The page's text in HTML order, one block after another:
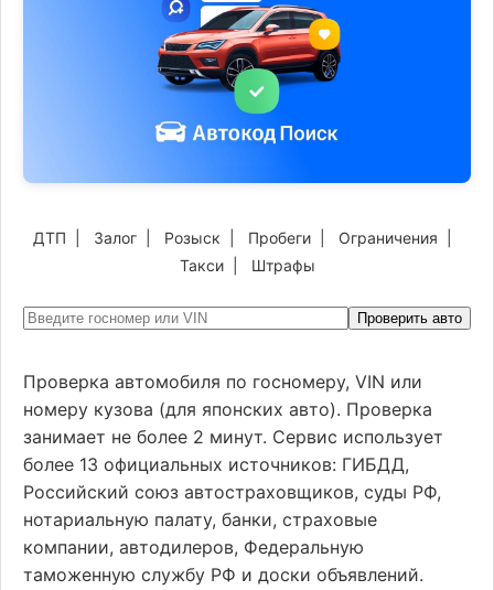
ДТП Залог Розыск Пробеги Ограничения
Такси| Штрафы
Проверить авто
Проверка автомобиля по госномеру, VIN или
номеру кузова (для японских авто). Проверка
занимает не более 2 минут. Сервис использует
более 13 официальных источников: ГИБДД,
Российский союз автостраховщиков, суды РФ,
нотариальную палату, банки, страховые
компании, автодилеров, Федеральную
таможенную службу РФ и доски объявлений.